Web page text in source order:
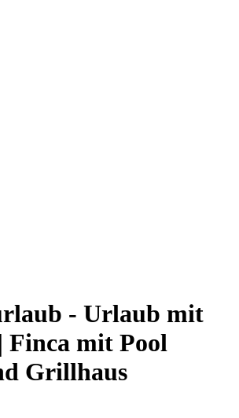
- Urlaub mit
Finca mit Pool
Grillhaus